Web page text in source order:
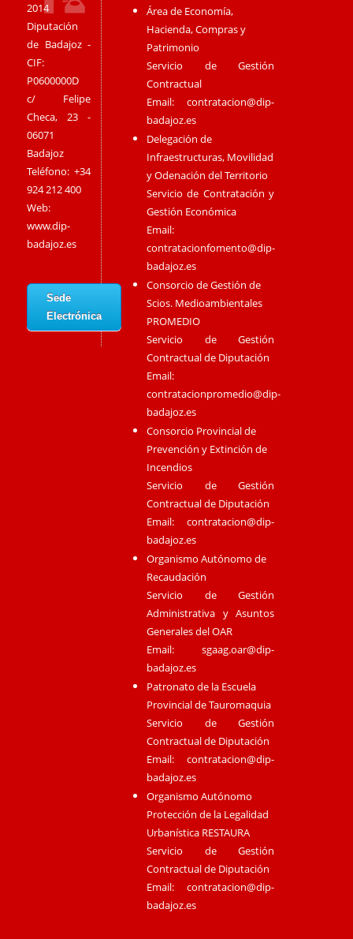
2014
Diputación
de Badajoz -
CIF:
P0600000D
c/ Felipe
Checa, 23 -
06071
Badajoz
Teléfono: +34
924 212 400
Web:
www.dip-
badajoz.es
Sede
Electrónica
Área de Economía,
Hacienda, Compras y
Patrimonio
Servicio de Gestión
Contractual
Email:contratacion@dip-
badajoz.es
Delegación de
Infraestructuras, Movilidad
y Odenación del Territorio
Servicio de Contratación y
Gestión Económica
Email:
contratacionfomento@dip-
badajoz.es
Consorcio de Gestión de
Scios. Medioambientales
PROMEDIO
Servicio de Gestión
Contractual de Diputación
Email:
contratacionpromedio@dip-
badajoz.es
Consorcio Provincial de
Prevención y Extinción de
Incendios
Servicio de Gestión
Contractual de Diputación
Email:contratacion@dip-
badajoz.es
Organismo Autónomo de
Recaudación
Servicio de Gestión
Administrativa y Asuntos
Generales del OAR
Email:sgaag.oar@dip-
badajoz.es
Patronato de la Escuela
Provincial de Tauromaquia
Servicio de Gestión
Contractual de Diputación
Email:contratacion@dip-
badajoz.es
Organismo Autónomo
Protección de la Legalidad
Urbanística RESTAURA
Servicio de Gestión
Contractual de Diputación
Email:contratacion@dip-
badajoz.es